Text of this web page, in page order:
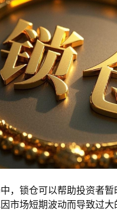
，锁仓可以帮助投资者
市场短期波动而导致过